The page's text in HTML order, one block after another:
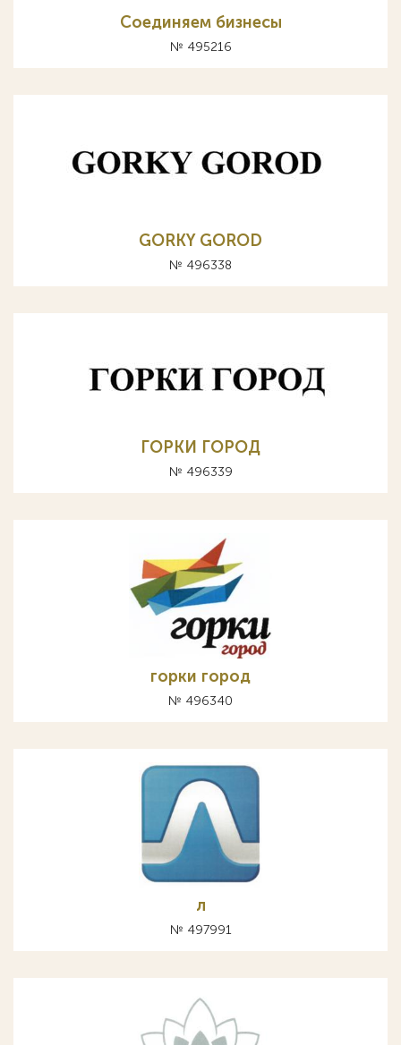
Соединяем бизнесы
№ 495216
GORKY GOROD
№ 496338
ГОРКИ ГОРОД
№ 496339
горки город
№ 496340
л
№ 497991